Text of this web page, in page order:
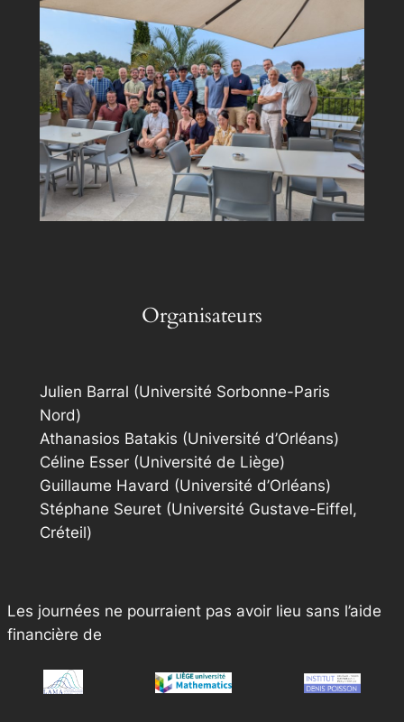
Organisateurs
Julien Barral (Université Sorbonne-Paris
Nord)
Athanasios Batakis (Université d’Orléans)
Céline Esser (Université de Liège)
Guillaume Havard (Université d’Orléans)
Stéphane Seuret (Université Gustave-Eiffel,
Créteil)
Les journées ne pourraient pas avoir lieu sans l’aide
financière de